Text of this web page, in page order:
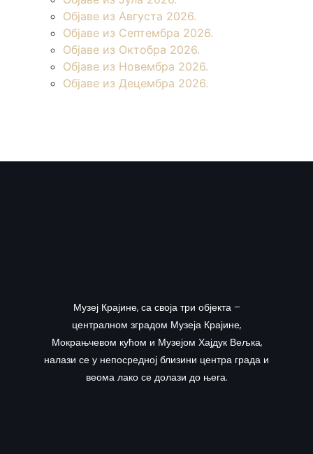
Објаве из Августа 2026.
Објаве из Септембра 2026.
Објаве из Октобра 2026.
Објаве из Новембра 2026.
Објаве из Децембра 2026.
Музеј Крајине, са своја три објекта –
централном зградом Музеја Крајине,
Мокрањчевом кућом и Музејом Хајдук Вељка,
налази се у непосредној близини центра града и
веома лако се долази до њега.